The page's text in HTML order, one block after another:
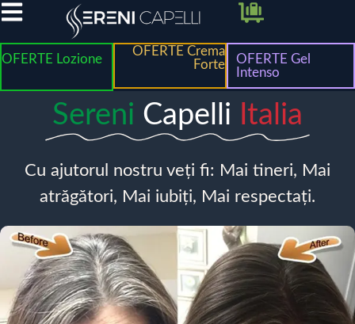
OFERTE Lozione
OFERTE Crema
Forte
OFERTE Gel
Intenso
Sereni Capelli Italia
Cu ajutorul nostru veți fi: Mai tineri, Mai
atrăgători, Mai iubiți, Mai respectați.